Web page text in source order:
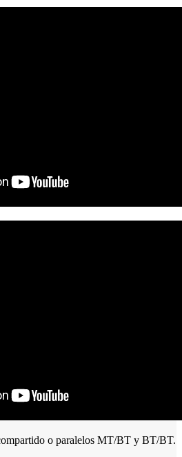
o paralelos MT/BT y BT/BT.